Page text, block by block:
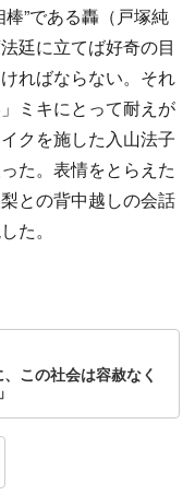
”である轟（戸塚純
廷に立てば好奇の目
ればならない。それ
ミキにとって耐えが
クを施した入山法子
た。表情をとらえた
との背中越しの会話
た。
この社会は容赦なく